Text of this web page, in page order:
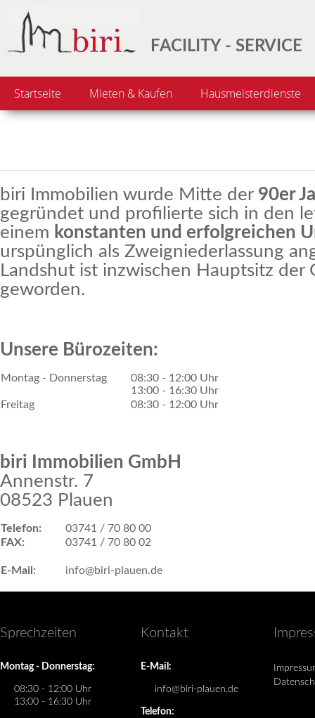
FACILITY - SERVICE
Startseite Mieten & Kaufen Hausmeisterdienste
biri Immobilien wurde Mitte der 90er
gegründet und profilierte sich in den
einem konstanten und erfolgreichen
urspünglich als Zweigniederlassung
Landshut ist inzwischen Hauptsitz der
geworden.
Unsere Bürozeiten:
Montag - Donnerstag
08:30 - 12:00 Uhr
13:00 - 16:30 Uhr
Freitag
08:30 - 12:00 Uhr
biri Immobilien GmbH
Annenstr. 7
08523 Plauen
Telefon:
03741 / 70 80 00
FAX:
03741 / 70 80 02
E-Mail: info@biri-plauen.de
Sprechzeiten
Montag - Donnerstag:
08:30 - 12:00 Uhr
13:00 - 16:30 Uhr
Kontakt
E-Mail:
info@biri-plauen.de
Telefon: